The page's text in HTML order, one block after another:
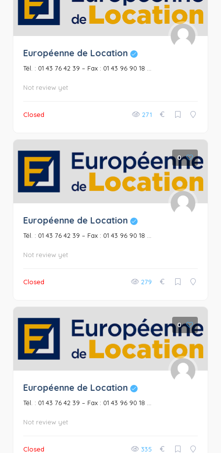
Européenne de Location
Tél. : 01 43 76 42 39 – Fax : 01 43 96 90 18 ...
Not review yet
Closed 271 €
0
Européenne de Location
Tél. : 01 43 76 42 39 – Fax : 01 43 96 90 18 ...
Not review yet
Closed 279 €
0
Européenne de Location
Tél. : 01 43 76 42 39 – Fax : 01 43 96 90 18 ...
Not review yet
Closed 335 €